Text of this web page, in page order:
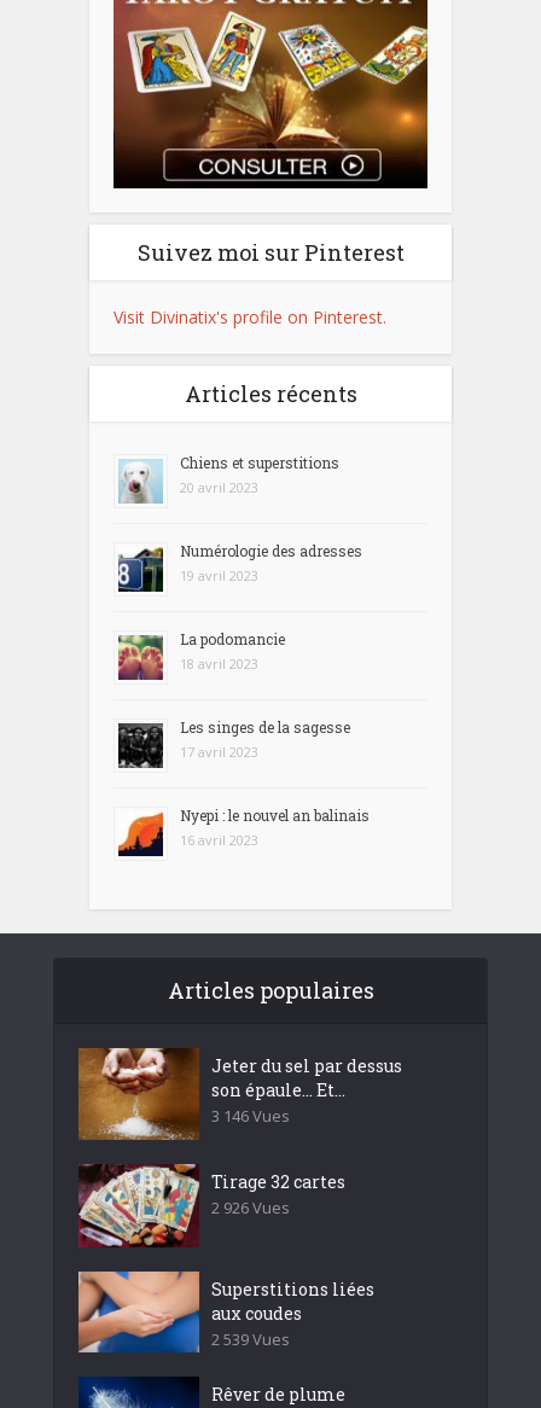
Suivez moi sur Pinterest
Visit Divinatix's profile on Pinterest.
Articles récents
Chiens et superstitions
20 avril 2023
Numérologie des adresses
19 avril 2023
La podomancie
18 avril 2023
Les singes de la sagesse
17 avril 2023
Nyepi : le nouvel an balinais
16 avril 2023
Articles populaires
Jeter du sel par dessus
son épaule… Et...
3 146 Vues
Tirage 32 cartes
2 926 Vues
Superstitions liées
aux coudes
2 539 Vues
Rêver de plume